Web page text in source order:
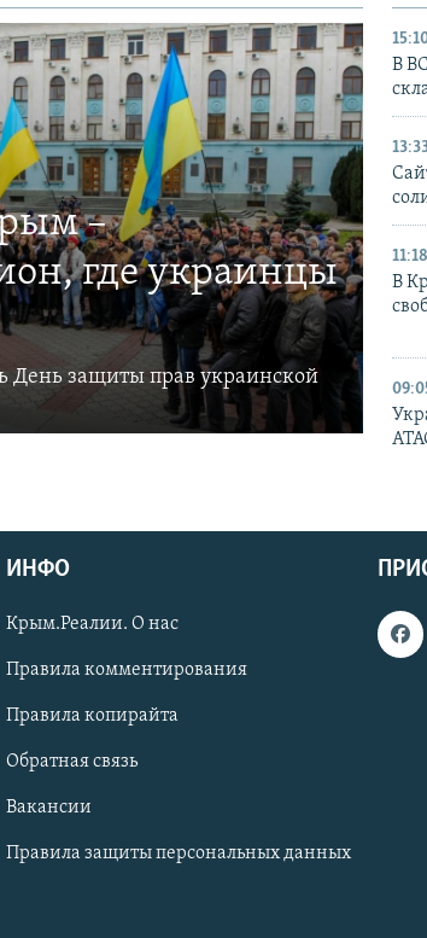
–
где украинцы
День защиты прав украинской
В
11:18
В
ИНФО
Крым.Реалии. О нас
Правила комментирования
Правила копирайта
Обратная связь
Вакансии
Правила защиты персональных данных